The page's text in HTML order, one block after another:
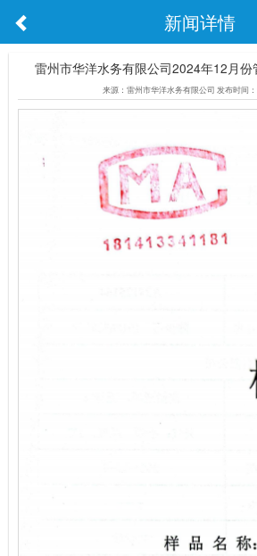
新闻详情
雷州市华洋水务有限公司2024年12月
来源：雷州市华洋水务有限公司 发布时间